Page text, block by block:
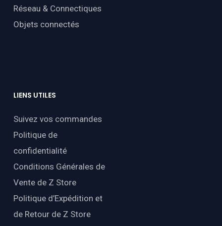
Réseau & Connectiques
Objets connectés
LIENS UTILES
Suivez vos commandes
Politique de
confidentialité
Conditions Générales de
Vente de Z Store
Politique d’Expédition et
de Retour de Z Store